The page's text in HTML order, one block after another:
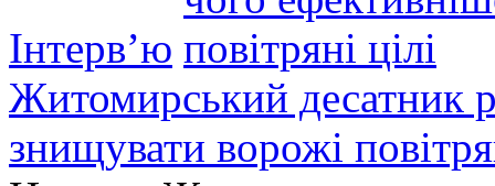
Інтерв’ю
Житомирський десатник
знищувати ворожі